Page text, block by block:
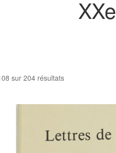
XXe
sur 204 résultatsTrié
plus
ancien